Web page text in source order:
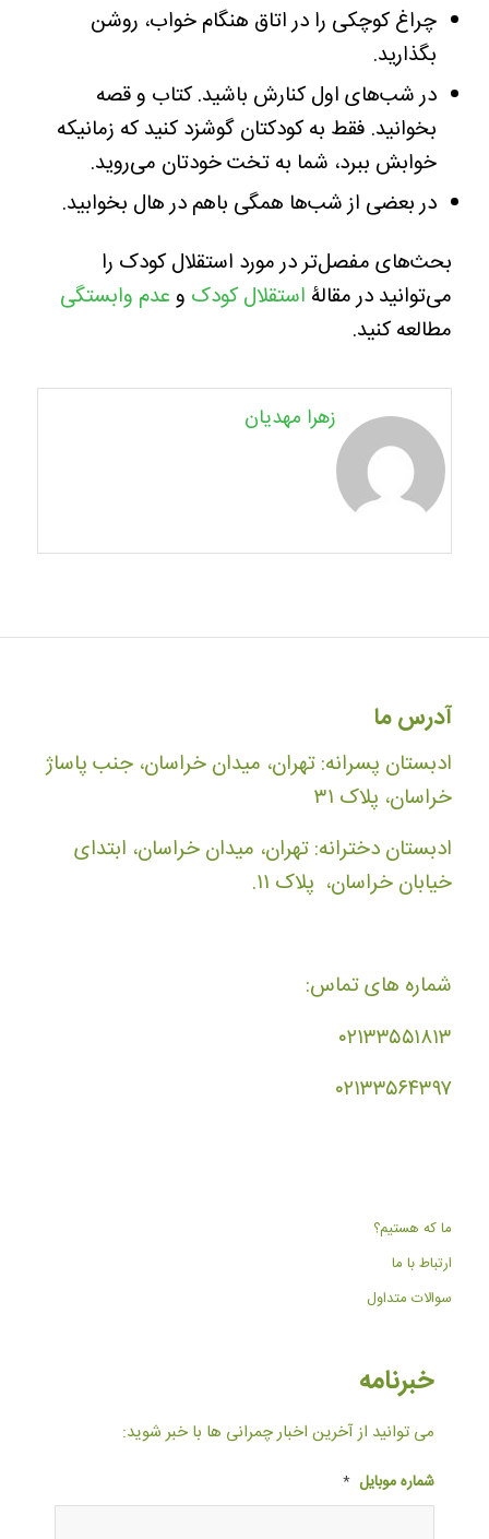
چراغ کوچکی را در اتاق هنگام خواب، روشن
بگذارید.
در شب‌های اول کنارش باشید. کتاب و قصه
بخوانید. فقط به کودکتان گوشزد کنید که زمانیکه
خوابش ببرد، شما به تخت خودتان می‌روید.
در بعضی از شب‌ها همگی باهم در هال بخوابید.
بحث‌های مفصل‌تر در مورد استقلال کودک را
می‌توانید در مقالۀ استقلال کودک وعدم وابستگی
مطالعه کنید.
زهرا مهدیان
آدرس ما
ادبستان پسرانه: تهران، میدان خراسان، جنب پاساژ
خراسان، پلاک ۳۱
ادبستان دخترانه: تهران، میدان خراسان، ابتدای
خیابان خراسان، پلاک ۱۱.
شماره های تماس:
۰۲۱۳۳۵۵۱۸۱۳
۰۲۱۳۳۵۶۴۳۹۷
ما که هستیم؟
ارتباط با ما
سوالات متداول
خبرنامه
می توانید از آخرین اخبار چمرانی ها با خبر شوید:
شماره موبایل *